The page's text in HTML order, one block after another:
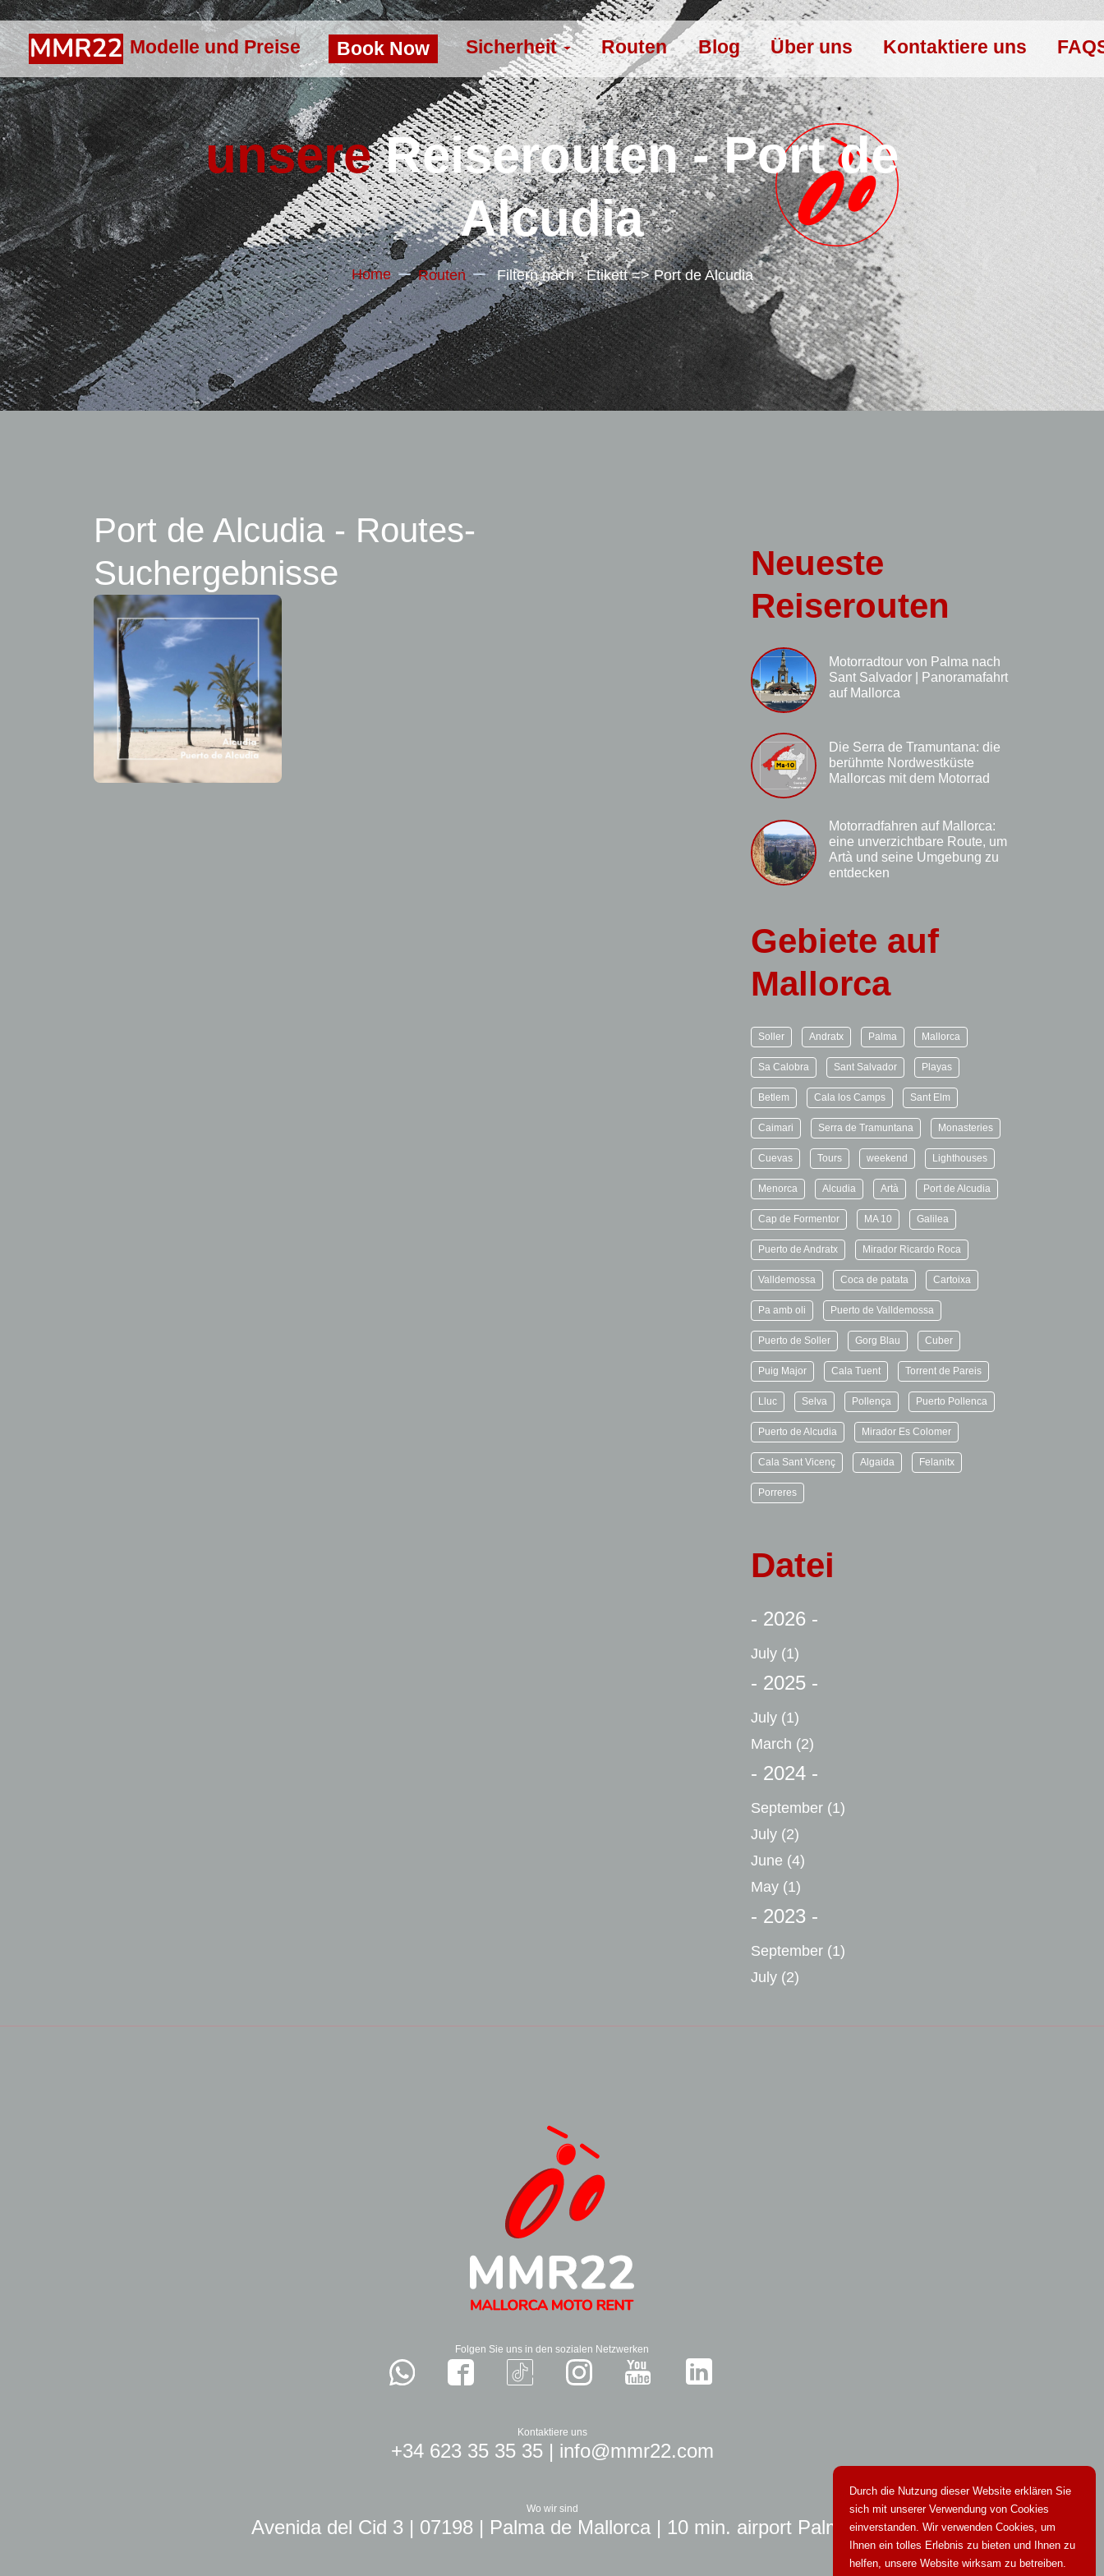
Modelle und Preise Book Now Sicherheit Routen Blog Über uns Kontaktiere uns
unsereReiserouten - Port de
Alcudia
Home Routen Filtern nach : Etikett => Port de Alcudia
Port de Alcudia - Routes-
Suchergebnisse
Neueste
Reiserouten
Motorradtour von Palma nach
Sant Salvador | Panoramafahrt
auf Mallorca
Die Serra de Tramuntana: die
berühmte Nordwestküste
Mallorcas mit dem Motorrad
Motorradfahren auf Mallorca:
eine unverzichtbare Route, um
Artà und seine Umgebung zu
entdecken
Gebiete auf
Mallorca
Soller Andratx Palma Mallorca
Sa Calobra Sant Salvador Playas
Betlem Cala los Camps Sant Elm
Caimari Serra de Tramuntana Monasteries
Cuevas Tours weekend Lighthouses
Menorca Alcudia Artà Port de Alcudia
Cap de Formentor MA 10 Galilea
Puerto de Andratx Mirador Ricardo Roca
Valldemossa Coca de patata Cartoixa
Pa amb oli Puerto de Valldemossa
Puerto de Soller Gorg Blau Cuber
Puig Major Cala Tuent Torrent de Pareis
Lluc Selva Pollença Puerto Pollenca
Puerto de Alcudia Mirador Es Colomer
Cala Sant Vicenç Algaida Felanitx
Porreres
Datei
- 2026 -
July (1)
- 2025 -
July (1)
March (2)
- 2024 -
September (1)
July (2)
June (4)
May (1)
- 2023 -
September (1)
July (2)
Folgen Sie uns in den sozialen Netzwerken
Kontaktiere uns
+34 623 35 35 35| info@mmr22.com
Wo wir sind
Avenida del Cid 3 | 07198 | Palma de Mallorca | 10 min. airport Palma
Durch die Nutzung dieser Website erklären Sie
sich mit unserer Verwendung von Cookies
einverstanden. Wir verwenden Cookies, um
Ihnen ein tolles Erlebnis zu bieten und Ihnen zu
helfen, unsere Website wirksam zu betreiben.